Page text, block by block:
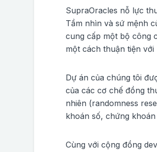
SupraOracles nỗ lực
Tầm nhìn và sứ mệnh
cung cấp một bộ công
một cách thuận tiện
Dự án của chúng tôi
của các cơ chế đồng
nhiên (randomness
khoán số, chứng
Cùng với cộng đồng